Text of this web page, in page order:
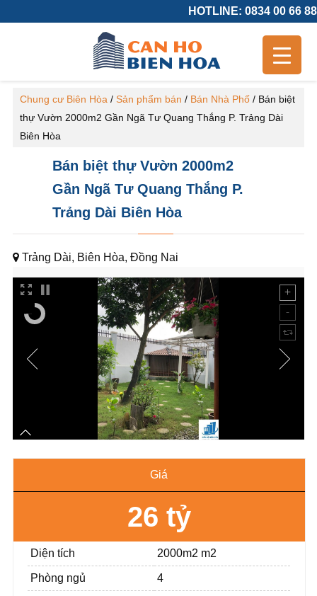
HOTLINE: 0834 00 66 88
Chung cư Biên Hòa / Sản phẩm bán / Bán Nhà Phố/ Bán biệt
thự Vườn 2000m2 Gần Ngã Tư Quang Thắng P. Trảng Dài
Biên Hòa
Bán biệt thự Vườn 2000m2
Gần Ngã Tư Quang Thắng P.
Trảng Dài Biên Hòa
Trảng Dài, Biên Hòa, Đồng Nai
Giá
26 tỷ
Diện tích 2000m2 m2
Phòng ngủ 4